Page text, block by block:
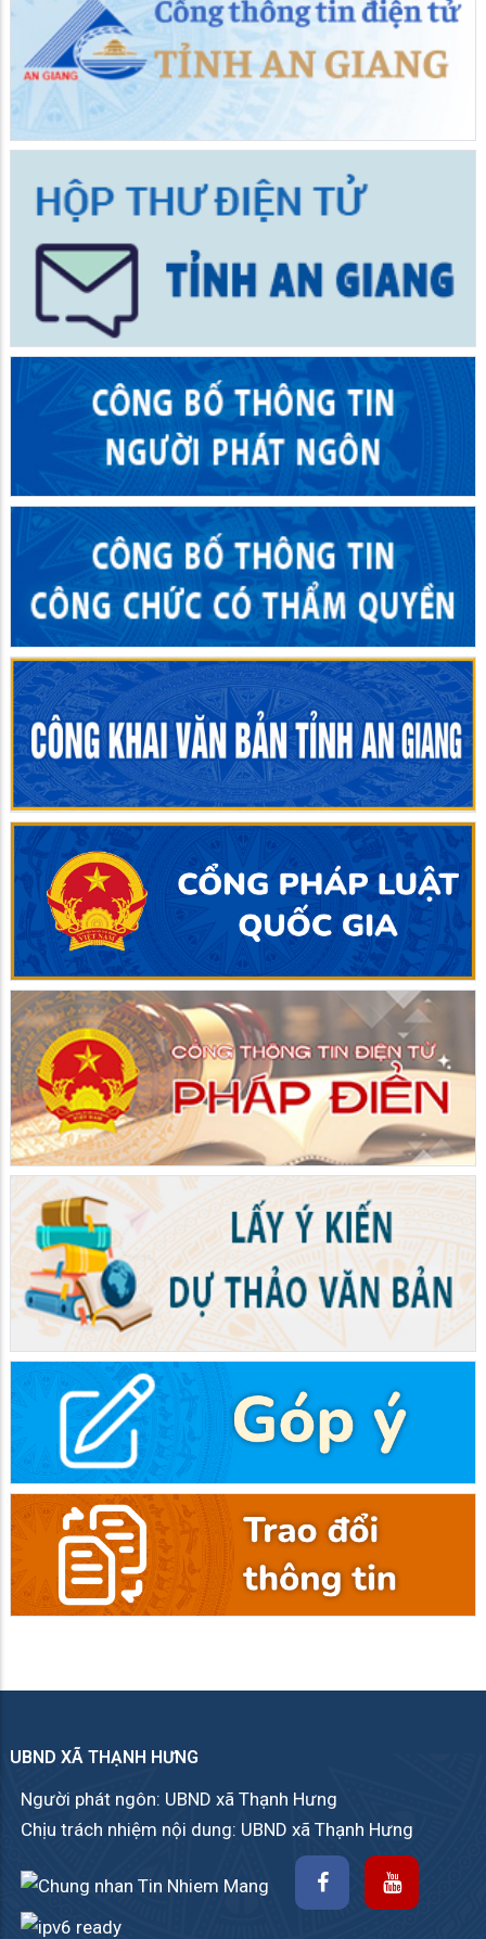
UBND XÃ THẠNH HƯNG
Người phát ngôn: UBND xã Thạnh Hưng
Chịu trách nhiệm nội dung: UBND xã Thạnh Hưng